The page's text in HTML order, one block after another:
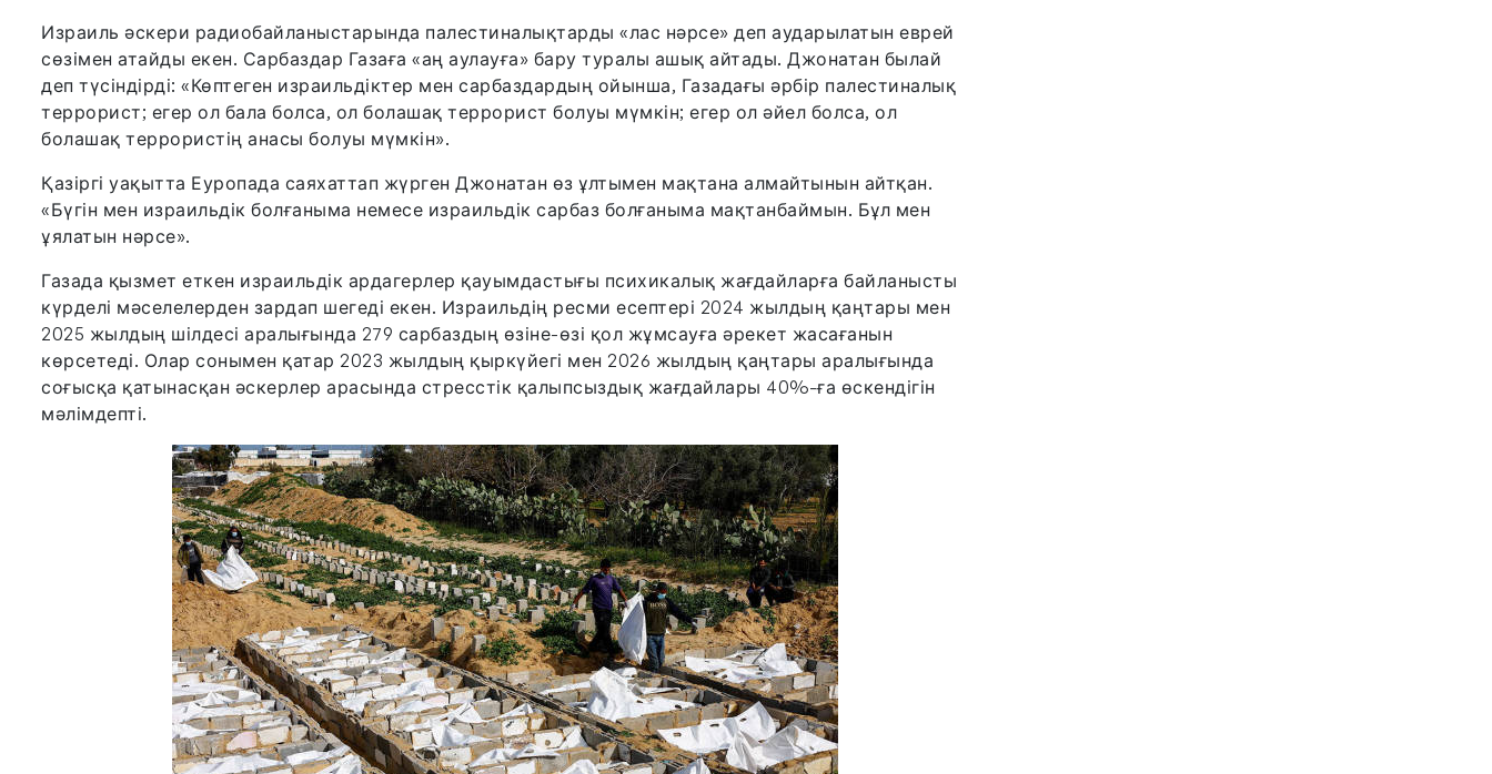
Израиль әскери радиобайланыстарында палестиналықтарды «лас нәрсе» деп аударылатын еврей
сөзімен атайды екен. Сарбаздар Газаға «аң аулауға» бару туралы ашық айтады. Джонатан былай
деп түсіндірді: «Көптеген израильдіктер мен сарбаздардың ойынша, Газадағы әрбір палестиналық
террорист; егер ол бала болса, ол болашақ террорист болуы мүмкін; егер ол әйел болса, ол
болашақ террористің анасы болуы мүмкін».
Қазіргі уақытта Еуропада саяхаттап жүрген Джонатан өз ұлтымен мақтана алмайтынын айтқан.
«Бүгін мен израильдік болғаныма немесе израильдік сарбаз болғаныма мақтанбаймын. Бұл мен
ұялатын нәрсе».
Газада қызмет еткен израильдік ардагерлер қауымдастығы психикалық жағдайларға байланысты
күрделі мәселелерден зардап шегеді екен. Израильдің ресми есептері 2024 жылдың қаңтары мен
2025 жылдың шілдесі аралығында 279 сарбаздың өзіне-өзі қол жұмсауға әрекет жасағанын
көрсетеді. Олар сонымен қатар 2023 жылдың қыркүйегі мен 2026 жылдың қаңтары аралығында
соғысқа қатынасқан әскерлер арасында стресстік қалыпсыздық жағдайлары 40%-ға өскендігін
мәлімдепті.